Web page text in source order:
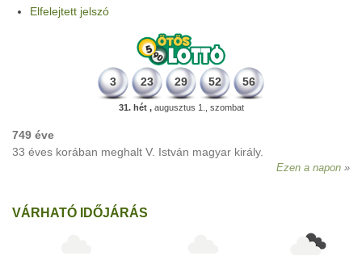
Elfelejtett jelszó
3 23 29 52 56
31. hét ,augusztus 1., szombat
749 éve
33 éves korában meghalt V. István magyar király.
Ezen a napon
VÁRHATÓ IDŐJÁRÁS